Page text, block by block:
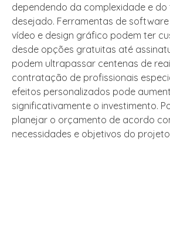
dependendo da complexidade e
desejado. Ferramentas de
vídeo e design gráfico podem ter
desde opções gratuitas até
podem ultrapassar centenas de
contratação de profissionais
efeitos personalizados pode
significativamente o investimento.
planejar o orçamento de acordo
necessidades e objetivos do